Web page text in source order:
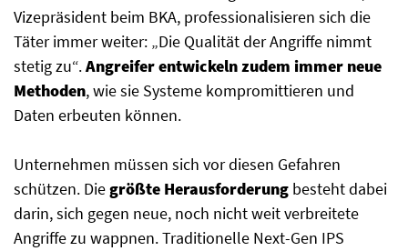
Vizepräsident beim BKA, professionalisieren sich die
Täter immer weiter: „Die Qualität der Angriffe nimmt
stetig zu“.Angreifer entwickeln zudem immer neue
Methoden, wie sie Systeme kompromittieren und
Daten erbeuten können.
Unternehmen müssen sich vor diesen Gefahren
schützen. Diegrößte Herausforderung besteht dabei
darin, sich gegen neue, noch nicht weit verbreitete
Angriffe zu wappnen. Traditionelle Next-Gen IPS